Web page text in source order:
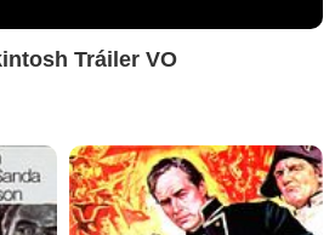
Tráiler VO